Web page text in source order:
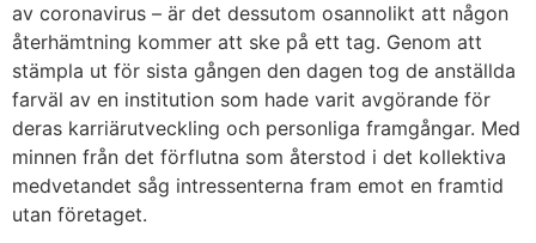
av coronavirus – är det dessutom osannolikt att någon
återhämtning kommer att ske på ett tag. Genom att
stämpla ut för sista gången den dagen tog de anställda
farväl av en institution som hade varit avgörande för
deras karriärutveckling och personliga framgångar. Med
minnen från det förflutna som återstod i det kollektiva
medvetandet såg intressenterna fram emot en framtid
utan företaget.